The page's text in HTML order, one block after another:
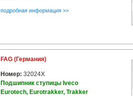
подробная информация >>
FAG (Германия)
Номер: 32024X
Подшипник ступицы Iveco
Eurotech, Eurotrakker, Trakker